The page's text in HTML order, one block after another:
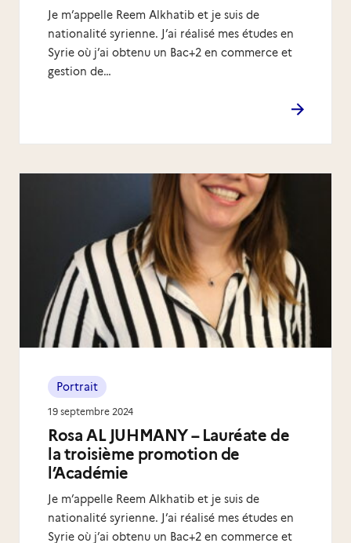
Je m’appelle Reem Alkhatib et je suis de
nationalité syrienne. J’ai réalisé mes études en
Syrie où j’ai obtenu un Bac+2 en commerce et
gestion de…
Rosa AL JUHMANY – Lauréate de
la troisième promotion de
l’Académie
Portrait
Je m’appelle Reem Alkhatib et je suis de
nationalité syrienne. J’ai réalisé mes études en
Syrie où j’ai obtenu un Bac+2 en commerce et
19 septembre 2024